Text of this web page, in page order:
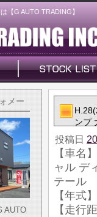
【G AUTO TRADING】
メー
AUTO
ンプ
投稿日
【車名
ャル デ
テール
【年式
【走行